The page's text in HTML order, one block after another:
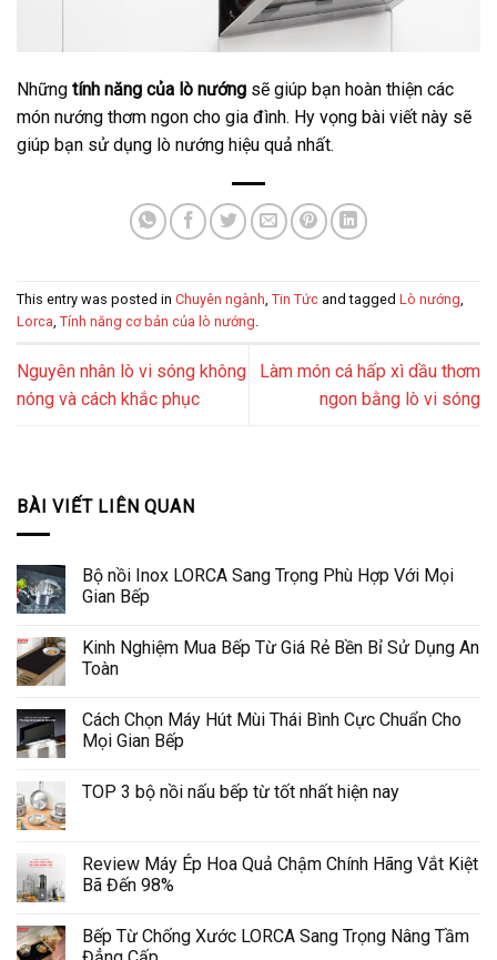
Những tính năng của lò nướng sẽ giúp bạn hoàn thiện các
món nướng thơm ngon cho gia đình. Hy vọng bài viết này sẽ
giúp bạn sử dụng lò nướng hiệu quả nhất.
This entry was posted in Chuyên ngành, Tin Tức and tagged Lò nướng,
Lorca, Tính năng cơ bản của lò nướng.
Nguyên nhân lò vi sóng không
nóng và cách khắc phục
Làm món cá hấp xì dầu thơm
ngon bằng lò vi sóng
BÀI VIẾT LIÊN QUAN
Bộ nồi Inox LORCA Sang Trọng Phù Hợp Với Mọi
Gian Bếp
Kinh Nghiệm Mua Bếp Từ Giá Rẻ Bền Bỉ Sử Dụng An
Toàn
Cách Chọn Máy Hút Mùi Thái Bình Cực Chuẩn Cho
Mọi Gian Bếp
TOP 3 bộ nồi nấu bếp từ tốt nhất hiện nay
Review Máy Ép Hoa Quả Chậm Chính Hãng Vắt Kiệt
Bã Đến 98%
Bếp Từ Chống Xước LORCA Sang Trọng Nâng Tầm